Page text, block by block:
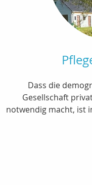
Dass die
Gesellschaft
notwendig macht, ist